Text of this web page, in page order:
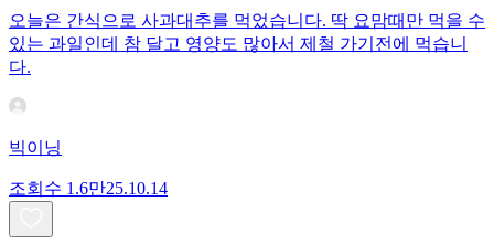
오늘은 간식으로 사과대추를 먹었습니다. 딱 요맘때만 먹을 수
있는 과일인데 참 달고 영양도 많아서 제철 가기전에 먹습니
다.
빅이닝
조회수 1.6만25.10.14